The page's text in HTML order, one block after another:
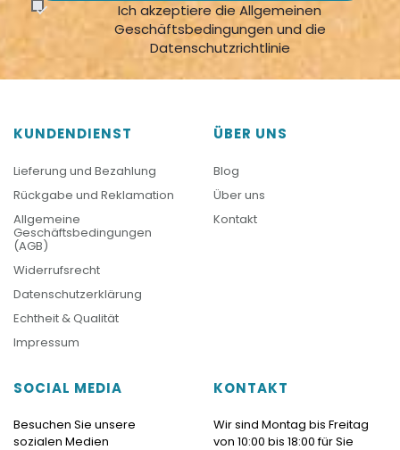
Ich akzeptiere die Allgemeinen
Geschäftsbedingungen und die
Datenschutzrichtlinie
KUNDENDIENST
Lieferung und Bezahlung
Rückgabe und Reklamation
Allgemeine
Geschäftsbedingungen
(AGB)
Widerrufsrecht
Datenschutzerklärung
Echtheit & Qualität
Impressum
ÜBER UNS
Blog
Über uns
Kontakt
SOCIAL MEDIA
Besuchen Sie unsere
sozialen Medien
KONTAKT
Wir sind Montag bis Freitag
von 10:00 bis 18:00 für Sie